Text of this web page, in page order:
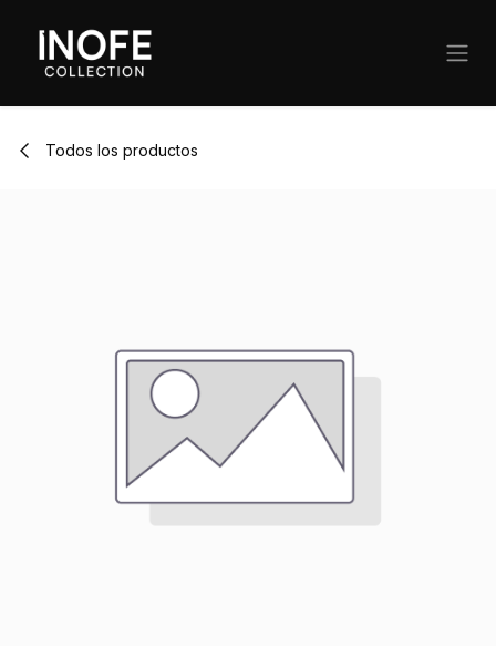
Todos los productos